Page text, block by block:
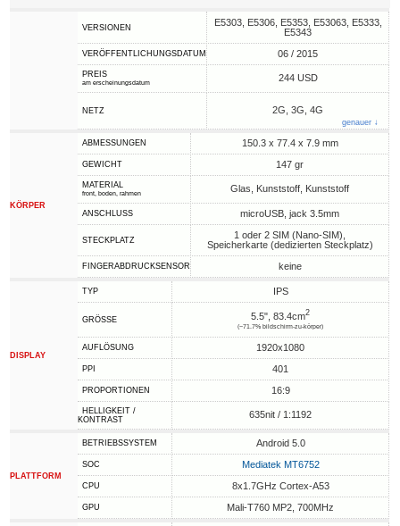
VERSIONEN
E5303, E5306, E5353, E53063, E5333,
E5343
VERÖFFENTLICHUNGSDATUM 06 / 2015
PREIS
am erscheinungsdatum 244 USD
NETZ 2G, 3G, 4G
genauer ↓
KÖRPER
ABMESSUNGEN 150.3 x 77.4 x 7.9 mm
GEWICHT 147 gr
MATERIAL
front, boden, rahmen Glas, Kunststoff, Kunststoff
ANSCHLUSS microUSB, jack 3.5mm
STECKPLATZ
1 oder 2 SIM (Nano-SIM),
Speicherkarte (dedizierten Steckplatz)
FINGERABDRUCKSENSOR keine
DISPLAY
TYP IPS
GRÖSSE 5.5", 83.4cm2
(~71.7% bildschirm-zu-körper)
AUFLÖSUNG 1920x1080
PPI 401
PROPORTIONEN 16:9
HELLIGKEIT /
KONTRAST
635nit / 1:1192
PLATTFORM
BETRIEBSSYSTEM Android 5.0
SOC Mediatek MT6752
CPU 8x1.7GHz Cortex-A53
GPU Mali-T760 MP2, 700MHz